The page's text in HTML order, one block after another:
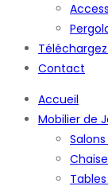
Contact
Accueil
Mobilier de